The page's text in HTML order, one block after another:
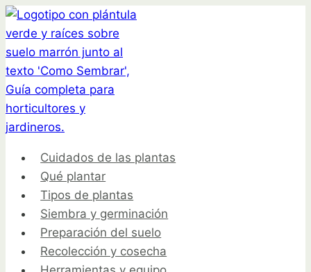
Saltar
al
contenido
Cuidados de las plantas
Qué plantar
Tipos de plantas
Siembra y germinación
Preparación del suelo
Recolección y cosecha